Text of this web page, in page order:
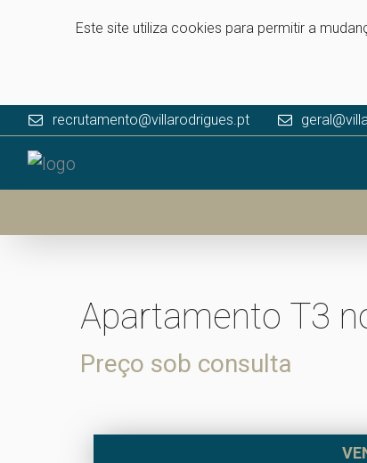
Este site utiliza cookies para permitir a
recrutamento@villarodrigues.pt
Apartamento T3
Preço sob consulta